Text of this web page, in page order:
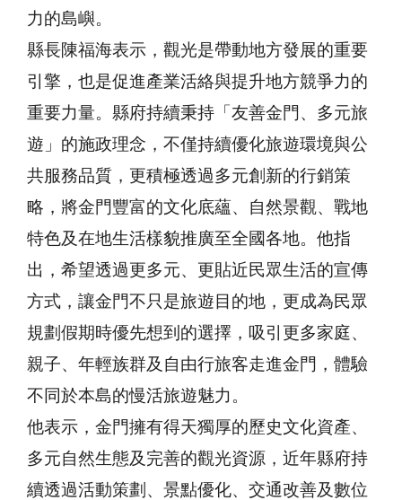
力的島嶼。
縣長陳福海表示，觀光是帶動地方發展的重要
引擎，也是促進產業活絡與提升地方競爭力的
重要力量。縣府持續秉持「友善金門、多元旅
遊」的施政理念，不僅持續優化旅遊環境與公
共服務品質，更積極透過多元創新的行銷策
略，將金門豐富的文化底蘊、自然景觀、戰地
特色及在地生活樣貌推廣至全國各地。他指
出，希望透過更多元、更貼近民眾生活的宣傳
方式，讓金門不只是旅遊目的地，更成為民眾
規劃假期時優先想到的選擇，吸引更多家庭、
親子、年輕族群及自由行旅客走進金門，體驗
不同於本島的慢活旅遊魅力。
他表示，金門擁有得天獨厚的歷史文化資產、
多元自然生態及完善的觀光資源，近年縣府持
續透過活動策劃、景點優化、交通改善及數位